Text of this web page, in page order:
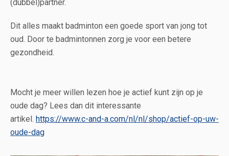
(dubbel)partner.
Dit alles maakt badminton een goede sport van jong tot
oud. Door te badmintonnen zorg je voor een betere
gezondheid.
Mocht je meer willen lezen hoe je actief kunt zijn op je
oude dag? Lees dan dit interessante
artikel. https://www.c-and-a.com/nl/nl/shop/actief-op-uw-
oude-dag